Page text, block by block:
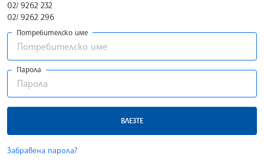
02/ 9262 232
02/ 9262 296
Потребителско име
Парола
ВЛЕЗТЕ
Забравена парола?